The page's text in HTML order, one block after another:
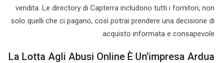
vendita. Le directory di Capterra includono tutti i fornitori, non
solo quelli che ci pagano, così potrai prendere una decisione di
acquisto informata e consapevole.
La Lotta Agli Abusi Online È Un’impresa Ardua